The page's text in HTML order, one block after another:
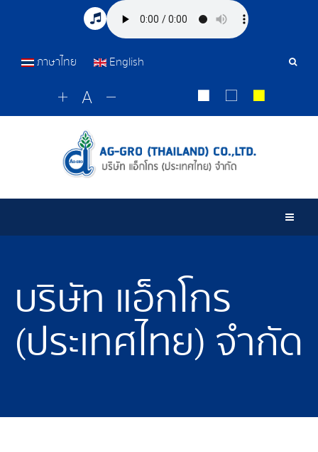
เครื่อ
ภาษาไทย English
บริษัท แอ็กโกร
(ประเทศไทย) จำกัด